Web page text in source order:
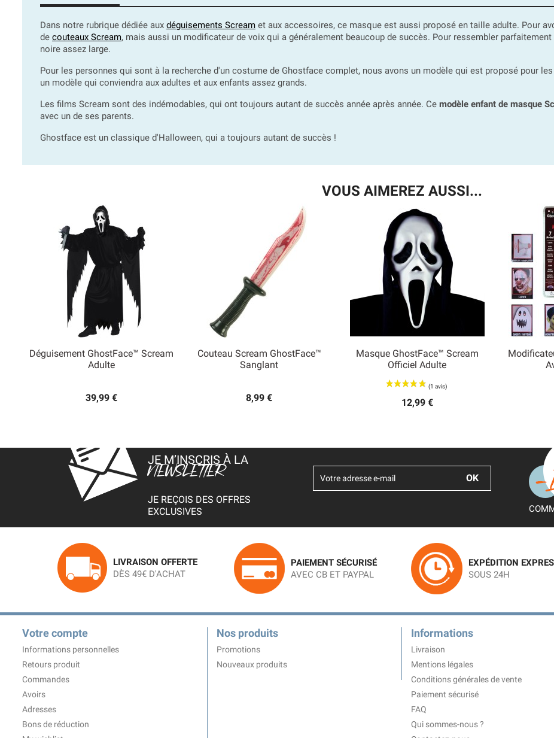
Dans notre rubrique dédiée aux déguisements Scream et aux accessoires, ce masque est aussi proposé en taille adulte. Pour
de couteaux Scream, mais aussi un modificateur de voix qui a généralement beaucoup de succès. Pour ressembler
noire assez large.
Pour les personnes qui sont à la recherche d'un costume de Ghostface complet, nous avons un modèle qui est proposé pour
un modèle qui conviendra aux adultes et aux enfants assez grands.
Les films Scream sont des indémodables, qui ont toujours autant de succès année après année. Ce modèle enfant de masque
avec un de ses parents.
Ghostface est un classique d'Halloween, qui a toujours autant de succès !
VOUS AIMEREZ AUSSI...
Déguisement GhostFace™ Scream
Adulte
39,99 €
Aperçu rapide
Couteau Scream GhostFace™
Sanglant
8,99 €
Aperçu rapide
Masque GhostFace™ Scream
Officiel Adulte
12,99 €
Aperçu rapide 
JE M’INSCRIS À LA
NEWSLETTER
JE REÇOIS DES OFFRES
EXCLUSIVES
LIVRAISON OFFERTE
DÈS 49€ D'ACHAT
PAIEMENT SÉCURISÉ
AVEC CB ET PAYPAL
EXPÉDITION
SOUS 24H
Votre compte
Informations personnelles
Retours produit
Commandes
Avoirs
Adresses
Bons de réduction
Nos produits
Promotions
Nouveaux produits
Informations
Livraison
Mentions légales
Conditions générales de vente
Paiement sécurisé
FAQ
Qui sommes-nous ?